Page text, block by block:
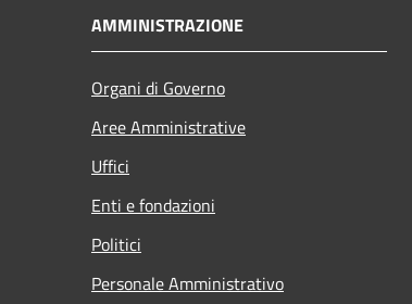
AMMINISTRAZIONE
Organi di Governo
Aree Amministrative
Uffici
Enti e fondazioni
Politici
Personale Amministrativo